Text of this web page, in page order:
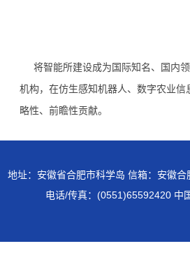
将智能所建设成为国际知名、国内
机构，在仿生感知机器人、数字农业
略性、前瞻性贡献。
地址：安徽省合肥市科学岛 信箱：安徽
电话/传真：(0551)65592420 中